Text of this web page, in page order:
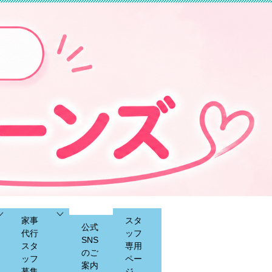
家事
代行
スタ
ッフ
公式
SNS
のご
案内
スタ
ッフ
専用
ペー